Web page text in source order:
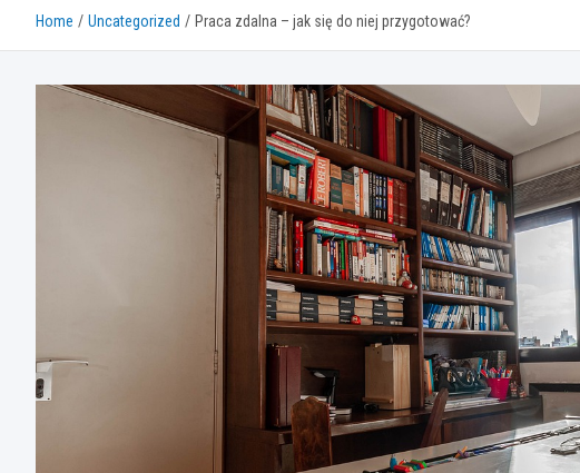
Home Uncategorized Praca zdalna – jak się do niej przygotować?